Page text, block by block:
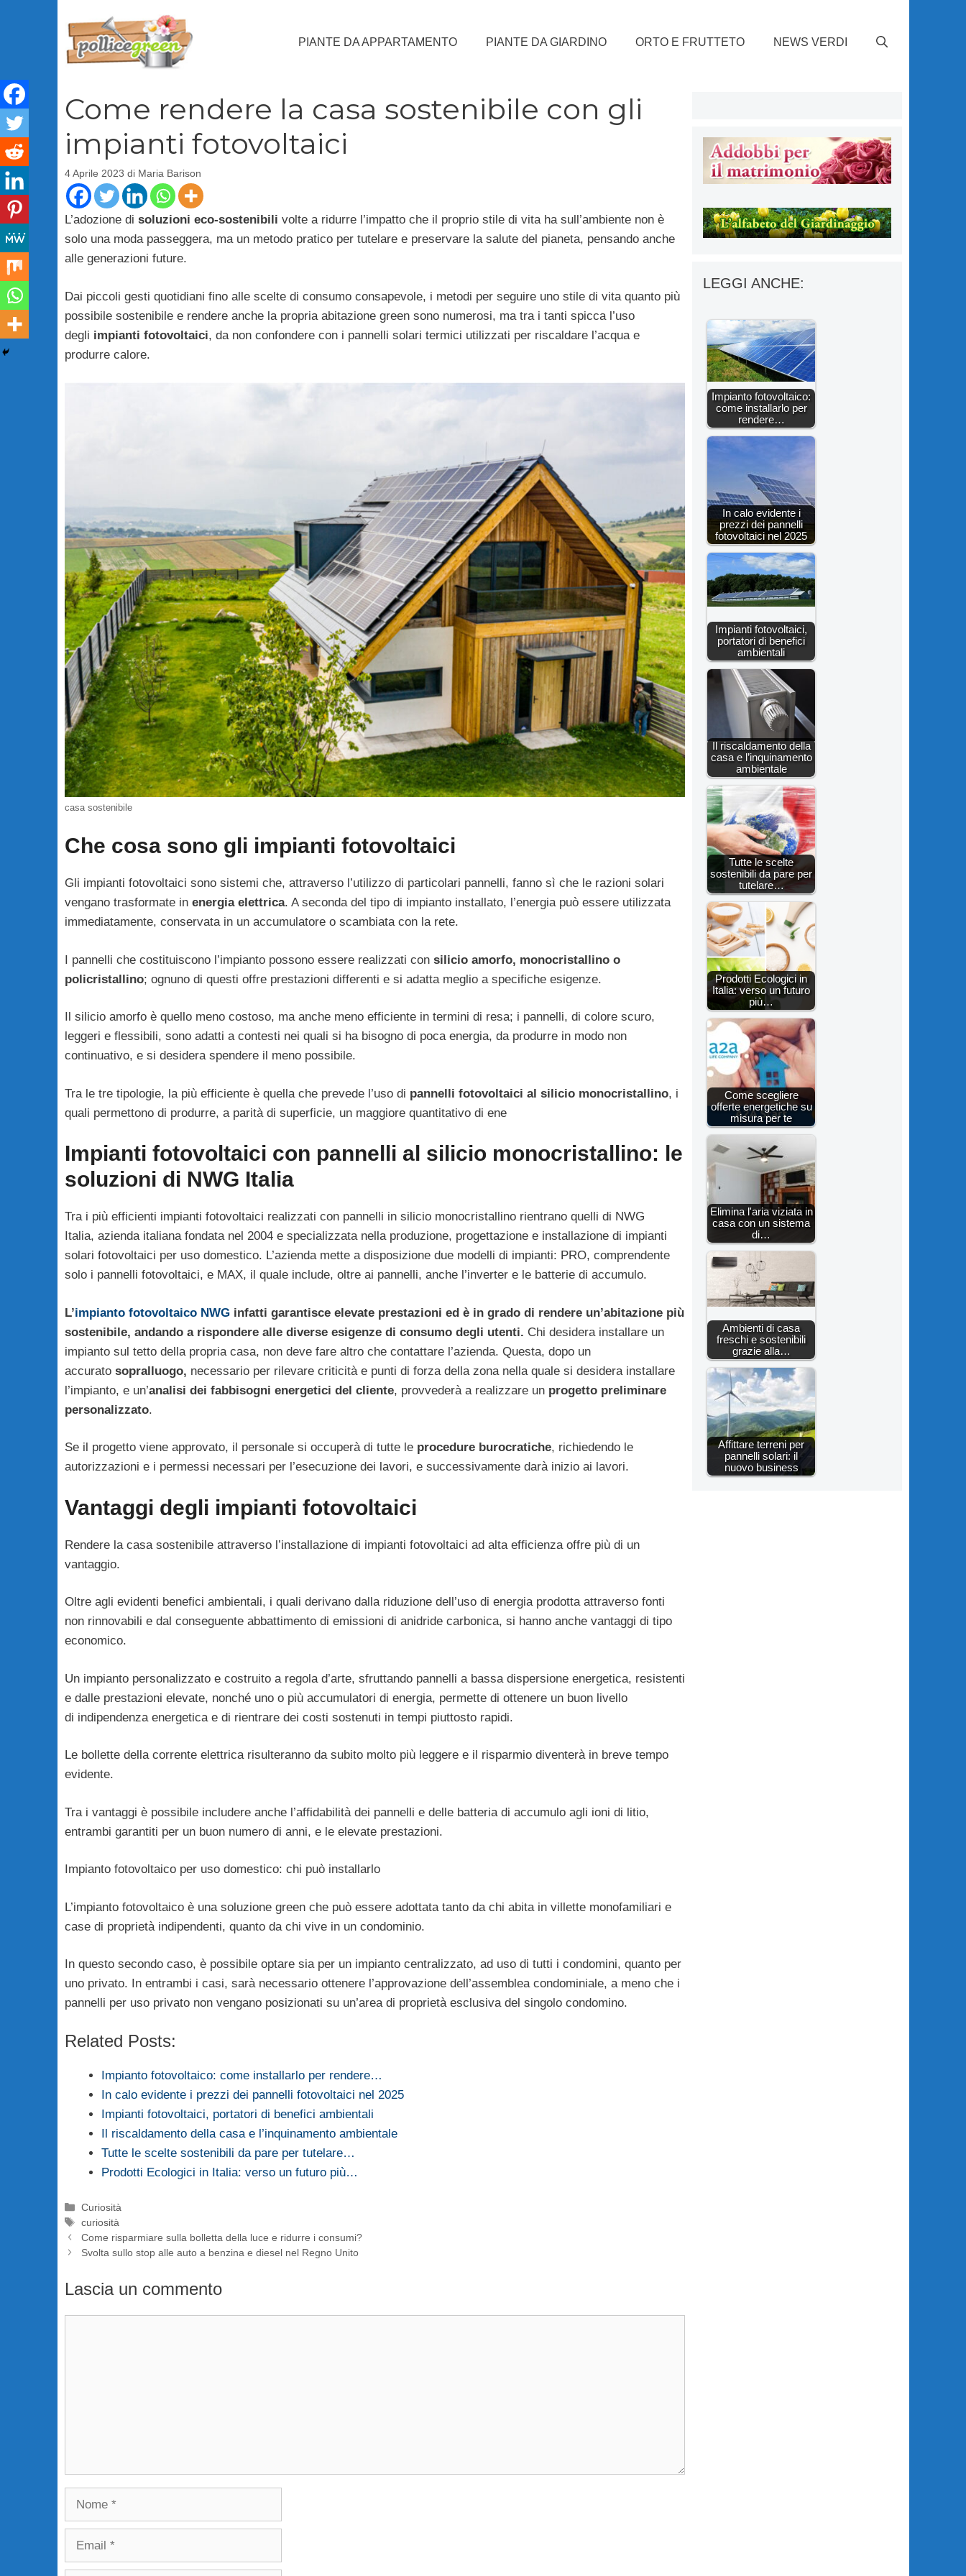
PIANTE DA APPARTAMENTO PIANTE DA GIARDINO ORTO E FRUTTETO NEWS VERDI
Come rendere la casa sostenibile con gli
impianti fotovoltaici
4 Aprile 2023 di Maria Barison
L’adozione di soluzioni eco-sostenibili volte a ridurre l’impatto che il proprio stile di vita ha sull’ambiente non è
solo una moda passeggera, ma un metodo pratico per tutelare e preservare la salute del pianeta, pensando anche
alle generazioni future.
Dai piccoli gesti quotidiani fino alle scelte di consumo consapevole, i metodi per seguire uno stile di vita quanto più
possibile sostenibile e rendere anche la propria abitazione green sono numerosi, ma tra i tanti spicca l’uso
degli impianti fotovoltaici, da non confondere con i pannelli solari termici utilizzati per riscaldare l’acqua e
produrre calore.
casa sostenibile
Che cosa sono gli impianti fotovoltaici
Gli impianti fotovoltaici sono sistemi che, attraverso l’utilizzo di particolari pannelli, fanno sì che le razioni solari
vengano trasformate inenergia elettrica. A seconda del tipo di impianto installato, l’energia può essere utilizzata
immediatamente, conservata in un accumulatore o scambiata con la rete.
I pannelli che costituiscono l’impianto possono essere realizzati con silicio amorfo, monocristallino o
policristallino; ognuno di questi offre prestazioni differenti e si adatta meglio a specifiche esigenze.
Il silicio amorfo è quello meno costoso, ma anche meno efficiente in termini di resa; i pannelli, di colore scuro,
leggeri e flessibili, sono adatti a contesti nei quali si ha bisogno di poca energia, da produrre in modo non
continuativo, e si desidera spendere il meno possibile.
Tra le tre tipologie, la più efficiente è quella che prevede l’uso di pannelli fotovoltaici al silicio monocristallino, i
quali permettono di produrre, a parità di superficie, un maggiore quantitativo di ene
Impianti fotovoltaici con pannelli al silicio monocristallino: le
soluzioni di NWG Italia
Tra i più efficienti impianti fotovoltaici realizzati con pannelli in silicio monocristallino rientrano quelli di NWG
Italia, azienda italiana fondata nel 2004 e specializzata nella produzione, progettazione e installazione di impianti
solari fotovoltaici per uso domestico. L’azienda mette a disposizione due modelli di impianti: PRO, comprendente
solo i pannelli fotovoltaici, e MAX, il quale include, oltre ai pannelli, anche l’inverter e le batterie di accumulo.
L’impianto fotovoltaico NWGinfatti garantisce elevate prestazioni ed è in grado di rendere un’abitazione più
sostenibile, andando a rispondere alle diverse esigenze di consumo degli utenti. Chi desidera installare un
impianto sul tetto della propria casa, non deve fare altro che contattare l’azienda. Questa, dopo un
accurato sopralluogo, necessario per rilevare criticità e punti di forza della zona nella quale si desidera installare
l’impianto, e un’analisi dei fabbisogni energetici del cliente, provvederà a realizzare un progetto preliminare
personalizzato.
Se il progetto viene approvato, il personale si occuperà di tutte le procedure burocratiche, richiedendo le
autorizzazioni e i permessi necessari per l’esecuzione dei lavori, e successivamente darà inizio ai lavori.
Vantaggi degli impianti fotovoltaici
Rendere la casa sostenibile attraverso l’installazione di impianti fotovoltaici ad alta efficienza offre più di un
vantaggio.
Oltre agli evidenti benefici ambientali, i quali derivano dalla riduzione dell’uso di energia prodotta attraverso fonti
non rinnovabili e dal conseguente abbattimento di emissioni di anidride carbonica, si hanno anche vantaggi di tipo
economico.
Un impianto personalizzato e costruito a regola d’arte, sfruttando pannelli a bassa dispersione energetica, resistenti
e dalle prestazioni elevate, nonché uno o più accumulatori di energia, permette di ottenere un buon livello
di indipendenza energetica e di rientrare dei costi sostenuti in tempi piuttosto rapidi.
Le bollette della corrente elettrica risulteranno da subito molto più leggere e il risparmio diventerà in breve tempo
evidente.
Tra i vantaggi è possibile includere anche l’affidabilità dei pannelli e delle batteria di accumulo agli ioni di litio,
entrambi garantiti per un buon numero di anni, e le elevate prestazioni.
Impianto fotovoltaico per uso domestico: chi può installarlo
L’impianto fotovoltaico è una soluzione green che può essere adottata tanto da chi abita in villette monofamiliari e
case di proprietà indipendenti, quanto da chi vive in un condominio.
In questo secondo caso, è possibile optare sia per un impianto centralizzato, ad uso di tutti i condomini, quanto per
uno privato. In entrambi i casi, sarà necessario ottenere l’approvazione dell’assemblea condominiale, a meno che i
pannelli per uso privato non vengano posizionati su un’area di proprietà esclusiva del singolo condomino.
Related Posts:
Impianto fotovoltaico: come installarlo per rendere…
In calo evidente i prezzi dei pannelli fotovoltaici nel 2025
Impianti fotovoltaici, portatori di benefici ambientali
Il riscaldamento della casa e l’inquinamento ambientale
Tutte le scelte sostenibili da pare per tutelare…
Prodotti Ecologici in Italia: verso un futuro più…
Categorie
Curiosità
Tag
curiosità
Come risparmiare sulla bolletta della luce e ridurre i consumi?
Svolta sullo stop alle auto a benzina e diesel nel Regno Unito
Lascia un commento
LEGGI ANCHE:
Impianto fotovoltaico:
come installarlo per
rendere…
In calo evidente i
prezzi dei pannelli
fotovoltaici nel 2025
Impianti fotovoltaici,
portatori di benefici
ambientali
Il riscaldamento della
casa e l’inquinamento
ambientale
Tutte le scelte
sostenibili da pare per
tutelare…
Prodotti Ecologici in
Italia: verso un futuro
più…
Come scegliere
offerte energetiche su
misura per te
Elimina l'aria viziata in
casa con un sistema
di…
Ambienti di casa
freschi e sostenibili
grazie alla…
Affittare terreni per
pannelli solari: il
nuovo business